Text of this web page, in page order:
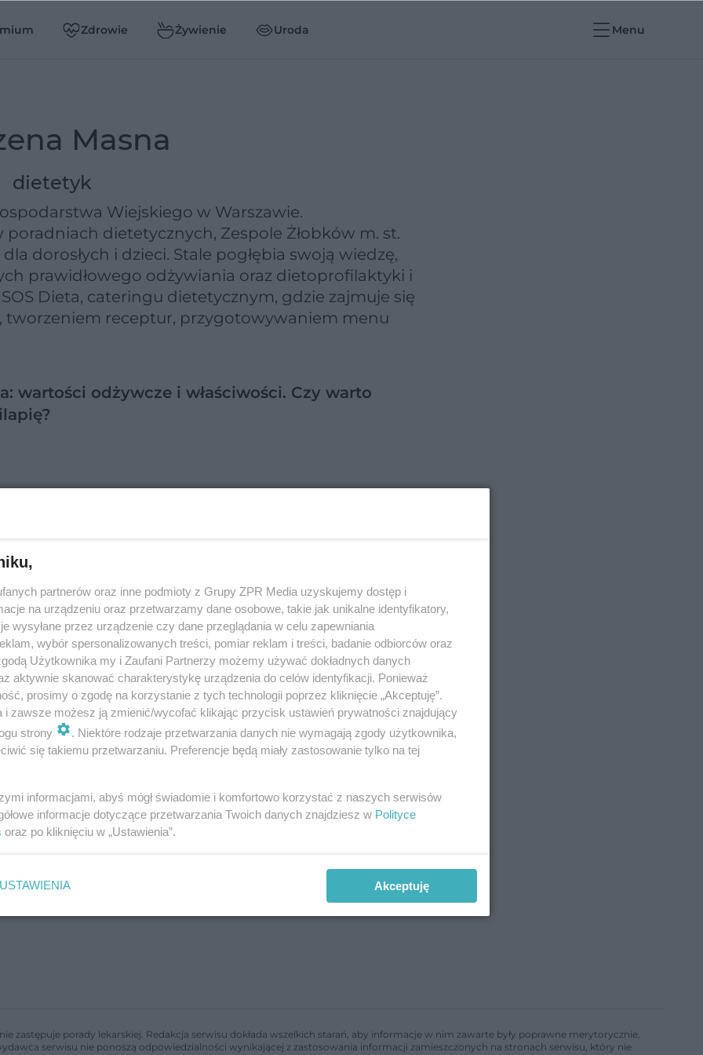
Zdrowie Żywienie Uroda Menu
Masna
dietetyk
Wiejskiego w Warszawie.
dietetycznych, Zespole Żłobków m. st.
dorosłych i dzieci. Stale pogłębia swoją wiedzę,
prawidłowego odżywiania oraz dietoprofilaktyki i
Dieta, cateringu dietetycznym, gdzie zajmuje się
receptur, przygotowywaniem menu
wartości odżywcze i właściwości. Czy warto
(owoc) - właściwości odżywcze. Jak jeść
- wartości odżywcze i właściwości
zastępuje porady lekarskiej. Redakcja serwisu dokłada wszelkich starań, aby informacje w nim zawarte były poprawne merytorycznie,
serwisu nie ponoszą odpowiedzialności wynikającej z zastosowania informacji zamieszczonych na stronach serwisu, który nie
partnerów oraz inne podmioty z Grupy ZPR Media uzyskujemy dostęp i
na urządzeniu oraz przetwarzamy dane osobowe, takie jak unikalne identyfikatory,
wysyłane przez urządzenie czy dane przeglądania w celu zapewniania
wybór spersonalizowanych treści, pomiar reklam i treści, badanie odbiorców oraz
Użytkownika my i Zaufani Partnerzy możemy używać dokładnych danych
aktywnie skanować charakterystykę urządzenia do celów identyfikacji. Ponieważ
prosimy o zgodę na korzystanie z tych technologii poprzez kliknięcie „Akceptuję”.
i zawsze możesz ją zmienić/wycofać klikając przycisk ustawień prywatności znajdujący
strony
. Niektóre rodzaje przetwarzania danych nie wymagają zgody użytkownika,
się takiemu przetwarzaniu. Preferencje będą miały zastosowanie tylko na tej
informacjami, abyś mógł świadomie i komfortowo korzystać z naszych serwisów
informacje dotyczące przetwarzania Twoich danych znajdziesz w Polityce
oraz po kliknięciu w „Ustawienia”.
USTAWIENIA Akceptuję